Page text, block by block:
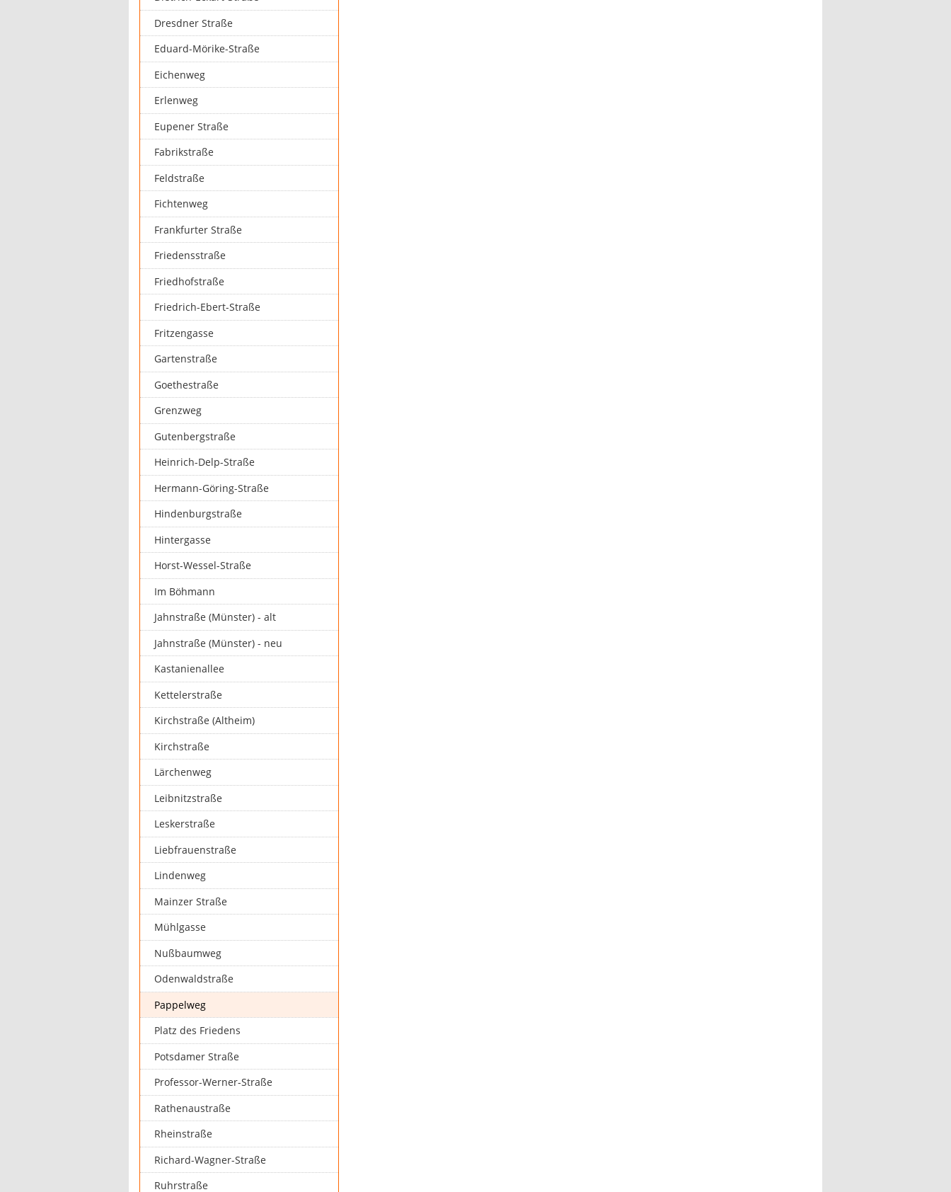
Dresdner Straße
Eduard-Mörike-Straße
Eichenweg
Erlenweg
Eupener Straße
Fabrikstraße
Feldstraße
Fichtenweg
Frankfurter Straße
Friedensstraße
Friedhofstraße
Friedrich-Ebert-Straße
Fritzengasse
Gartenstraße
Goethestraße
Grenzweg
Gutenbergstraße
Heinrich-Delp-Straße
Hermann-Göring-Straße
Hindenburgstraße
Hintergasse
Horst-Wessel-Straße
Im Böhmann
Jahnstraße (Münster) - alt
Jahnstraße (Münster) - neu
Kastanienallee
Kettelerstraße
Kirchstraße (Altheim)
Kirchstraße
Lärchenweg
Leibnitzstraße
Leskerstraße
Liebfrauenstraße
Lindenweg
Mainzer Straße
Mühlgasse
Nußbaumweg
Odenwaldstraße
Pappelweg
Platz des Friedens
Potsdamer Straße
Professor-Werner-Straße
Rathenaustraße
Rheinstraße
Richard-Wagner-Straße
Ruhrstraße